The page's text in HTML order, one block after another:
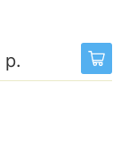
р.